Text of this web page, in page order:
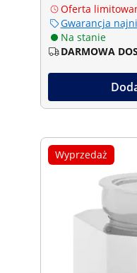
Oferta
Gwarancja
Na stanie
DARMOWA
Wyprzedaż